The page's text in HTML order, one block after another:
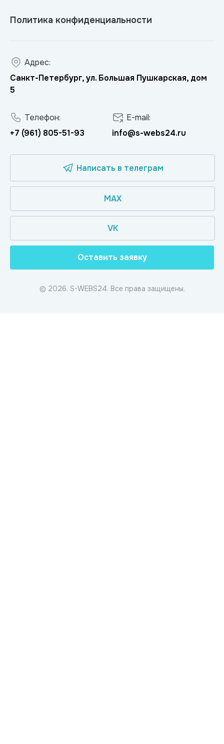
Политика конфиденциальности
Адрес:
Санкт-Петербург, ул. Большая Пушкарская, дом
5
Телефон:
+7 (961) 805-51-93
E-mail:
info@s-webs24.ru
Написать в телеграм
MAX
VK
Оставить заявку
© 2026, S-WEBS24. Все права защищены.